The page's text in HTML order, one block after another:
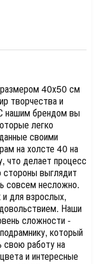
размером 40х50 см
творчества и
нашим брендом вы
легко
своими
на холсте 40 на
что делает процесс
выглядит
совсем несложно.
и для взрослых,
Наши
сложности -
который
работу на
и интересные